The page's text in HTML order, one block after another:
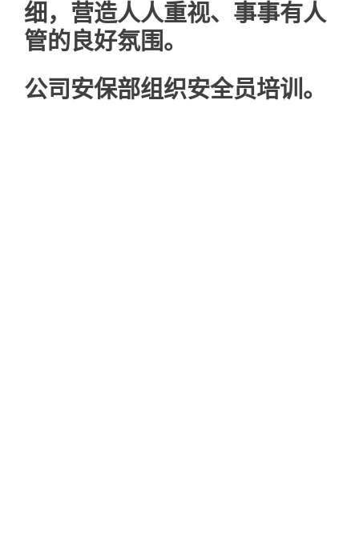
细，营造人人重视、事事有人
管的良好氛围。
公司安保部组织安全员培训。